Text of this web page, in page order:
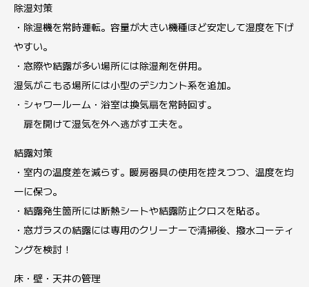
除湿対策
・除湿機を常時運転。容量が大きい機種ほど安定して湿度を下げ
やすい。
・窓際や結露が多い場所には除湿剤を併用。
湿気がこもる場所には小型のデシカント系を追加。
・シャワールーム・浴室は換気扇を常時回す。
扉を開けて湿気を外へ逃がす工夫を。
結露対策
・室内の温度差を減らす。暖房器具の使用を控えつつ、温度を均
一に保つ。
・結露発生箇所には断熱シートや結露防止クロスを貼る。
・窓ガラスの結露には専用のクリーナーで清掃後、撥水コーティ
ングを検討！
床・壁・天井の管理